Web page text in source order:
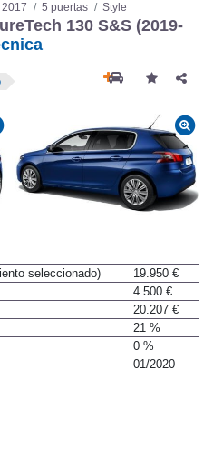
2017 5 puertas
Style
130 S&S (2019-
seleccionado)
19.950 €
4.500 €
20.207 €
21 %
0 %
01/2020